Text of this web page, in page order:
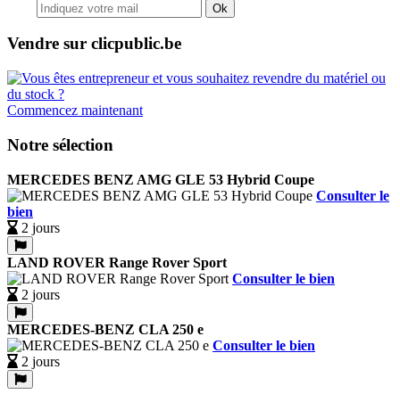
Ok
Vendre sur clicpublic.be
Commencez maintenant
Notre sélection
MERCEDES BENZ AMG GLE 53 Hybrid Coupe
Consulter le
bien
2 jours
LAND ROVER Range Rover Sport
Consulter le bien
2 jours
MERCEDES-BENZ CLA 250 e
Consulter le bien
2 jours